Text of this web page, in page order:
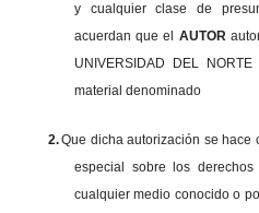
y cualquier clase de
acuerdan que el AUTOR
UNIVERSIDAD DEL
material denominado
2.Que dicha autorización se hace
especial sobre los
cualquier medio conocido o